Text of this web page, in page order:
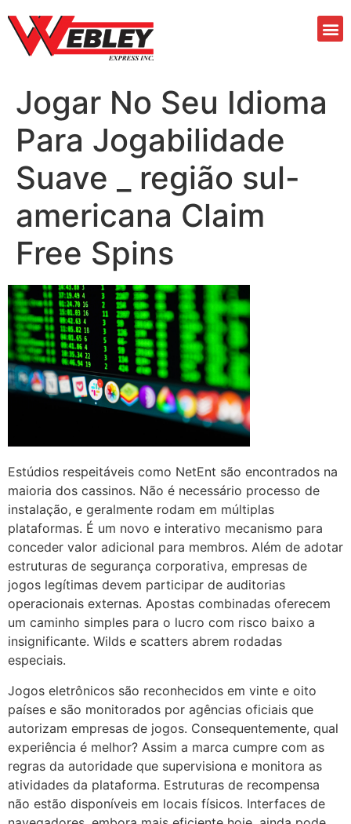
Jogar No Seu Idioma
Para Jogabilidade
Suave _ região sul-
americana Claim
Free Spins
Estúdios respeitáveis como NetEnt são encontrados na
maioria dos cassinos. Não é necessário processo de
instalação, e geralmente rodam em múltiplas
plataformas. É um novo e interativo mecanismo para
conceder valor adicional para membros. Além de adotar
estruturas de segurança corporativa, empresas de
jogos legítimas devem participar de auditorias
operacionais externas. Apostas combinadas oferecem
um caminho simples para o lucro com risco baixo a
insignificante. Wilds e scatters abrem rodadas
especiais.
Jogos eletrônicos são reconhecidos em vinte e oito
países e são monitorados por agências oficiais que
autorizam empresas de jogos. Consequentemente, qual
experiência é melhor? Assim a marca cumpre com as
regras da autoridade que supervisiona e monitora as
atividades da plataforma. Estruturas de recompensa
não estão disponíveis em locais físicos. Interfaces de